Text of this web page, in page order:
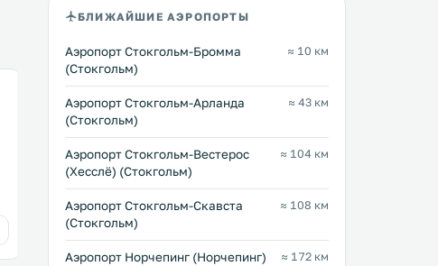
1 км
Ersta Konferens & Hotell
72 … 163 $
части стокгольмского района
Сёдермальм, в
отремонтированном здании 19-го
века. К услугам гостей
функциональные номера с
бесплатным Wi-Fi и 3 общими
мини-кухнями. .
Перейти →
1 км
City Apartments
кухней находятся в
районах. К услугам гостей
высокоскоростной Wi-Fi,
плоским экраном. .
БЛИЖАЙШИЕ АЭРОПОРТЫ
Аэропорт Стокгольм-Бромма
(Стокгольм)
≈ 10 км
Аэропорт Стокгольм-Арланда
(Стокгольм)
≈ 43 км
Аэропорт Стокгольм-Вестерос
(Хесслё) (Стокгольм)
≈ 104 км
Аэропорт Стокгольм-Скавста
(Стокгольм)
≈ 108 км
Аэропорт Норчепинг (Норчепинг) ≈ 172 км